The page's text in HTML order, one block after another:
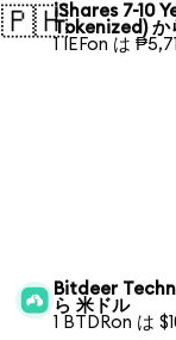
🇵🇭iShares 7-10
Tokenized) か
1 IEFon は
Bitdeer
ら 米ドル
1 BTDRon は